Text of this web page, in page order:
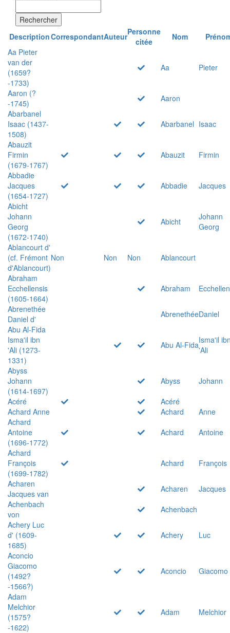
Rechercher
DescriptionCorrespondantAuteurPersonne
citée
Nom
Aa Pieter
van der
(1659?
-1733)
Aa Pieter
Aaron (?
-1745)
Aaron
Abarbanel
Isaac (1437-
1508)
Abarbanel Isaac
Abauzit
Firmin
(1679-1767)
Abauzit
Firmin
Abbadie
Jacques
(1654-1727)
Abbadie
Jacques
Abicht
Johann
Georg
(1672-1740)
Abicht
Johann
Georg
Ablancourt d'
(cf. Frémont
d'Ablancourt)
Non Non Non
Ablancourt
Abraham
Ecchellensis
(1605-1664)
Abraham
Abrenethée
Daniel d'
AbrenethéeDaniel
Abu Al-Fida
Isma'il ibn
'Ali (1273-
1331)
Abu Al-FidaIsma'il
'Ali
Abyss
Johann
(1614-1697)
Abyss
Johann
Acéré
Acéré
Achard Anne
Achard
Anne
Achard
Antoine
(1696-1772)
Achard
Antoine
Achard
François
(1699-1782)
Achard
François
Acharen
Jacques van
Acharen
Jacques
Achenbach
von
Achenbach
Achery Luc
d' (1609-
1685)
Achery
Luc
Aconcio
Giacomo
(1492?
-1566?)
Aconcio Giacomo
Adam
Melchior
(1575?
-1622)
Adam Melchior